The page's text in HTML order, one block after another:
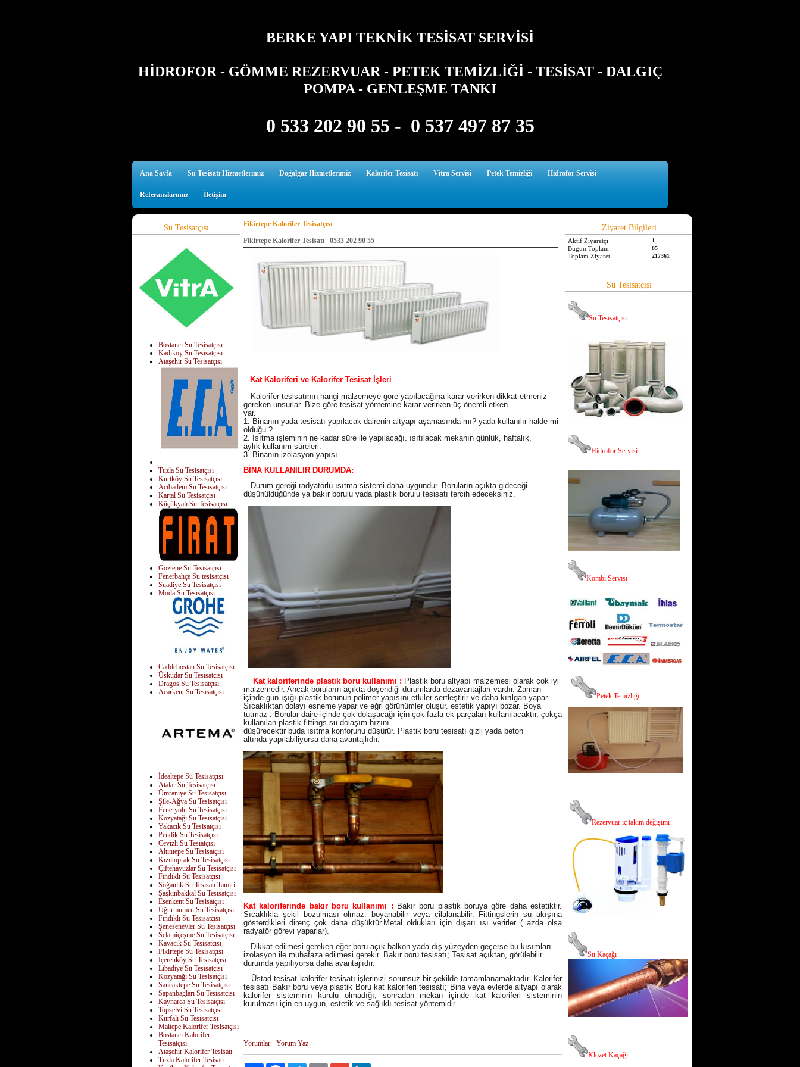
BERKE YAPI TEKNİK TESİSAT SERVİSİ
HİDROFOR - GÖMME REZERVUAR - PETEK TEMİZLİĞİ - TESİSAT - DALGIÇ
POMPA - GENLEŞME TANKI
0 533 202 90 55 - 0 537 497 87 35
Ana Sayfa Su Tesisatı Hizmetlerimiz Doğalgaz Hizmetlerimiz Kalorifer Tesisatı Vitra Servisi Petek Temizliği Hidrofor Servisi
Referanslarımız İletişim
Su Tesisatçısı
Bostancı Su Tesisatçısı
Kadıköy Su Tesisatçısı
Ataşehir Su Tesisatçısı
Tuzla Su Tesisatçısı
Kurtköy Su Tesisatçısı
Acıbadem Su Tesisatçısı
Kartal Su Tesisatçısı
Küçükyalı Su Tesisatçısı
Göztepe Su Tesisatçısı
Fenerbahçe Su tesisatçısı
Suadiye Su Tesisatçısı
Moda Su Tesisatçısı
Caddebostan Su Tesisatçısı
Üsküdar Su Tesisatçısı
Dragos Su Tesisatçısı
Acarkent Su Tesisatçısı
İdealtepe Su Tesisatçısı
Atalar Su Tesisatçısı
Ümraniye Su Tesisatçısı
Şile-Ağva Su Tesisatçısı
Feneryolu Su Tesisatçısı
Kozyatağı Su Tesisatçısı
Yakacık Su Tesisatçısı
Pendik Su Tesisatçısı
Cevizli Su Tesiatçısı
Altıntepe Su Tesisatçısı
Kızıltoprak Su Tesisatçısı
Çiftehavuzlar Su Tesisatçısı
Fındıklı Su Tesisatçısı
Soğanlık Su Tesisatı Tamiri
Şaşkınbakkal Su Tesisatçısı
Esenkent Su Tesisatçısı
Uğurmumcu Su Tesisatçısı
Fındıklı Su Tesisatçısı
Şenesenevler Su Tesisatçısı
Selamiçeşme Su Tesisatçısı
Kavacık Su Tesisatçısı
Fikirtepe Su Tesisatçısı
İçerenköy Su Tesisatçısı
Libadiye Su Tesisatçısı
Kozyatağı Su Tesisatçısı
Sancaktepe Su Tesisatçısı
Sapanbağları Su Tesisatçısı
Kaynarca Su Tesisatçısı
Topselvi Su Tesisatçısı
Kurfalı Su Tesisatçısı
Maltepe Kalorifer Tesisatçısı
Bostancı Kalorifer
Tesisatçısı
Ataşehir Kalorifer Tesisatı
Tuzla Kalorifer Tesisatı
Fikirtepe Kalorifer Tesisatçısı
Fikirtepe Kalorifer Tesisatı 0533 202 90 55
Kat Kaloriferi ve Kalorifer Tesisat İşleri
Kalorifer tesisatının hangi malzemeye göre yapılacağına karar verirken dikkat etmeniz
gereken unsurlar. Bize göre tesisat yöntemine karar verirken üç önemli etken
var.
1. Binanın yada tesisatı yapılacak dairenin altyapı aşamasında mı? yada kullanılır halde mi
olduğu ?
2. Isıtma işleminin ne kadar süre ile yapılacağı. ısıtılacak mekanın günlük, haftalık,
aylık kullanım süreleri.
3. Binanın izolasyon yapısı
BİNA KULLANILIR DURUMDA:
Durum gereği radyatörlü ısıtma sistemi daha uygundur. Boruların açıkta gideceği
düşünüldüğünde ya bakır borulu yada plastik borulu tesisatı tercih edeceksiniz.
Kat kaloriferinde plastik boru kullanımı : Plastik boru altyapı malzemesi olarak çok iyi
malzemedir. Ancak boruların açıkta döşendiği durumlarda dezavantajları vardır. Zaman
içinde gün ışığı plastik borunun polimer yapısını etkiler sertleştirir ve daha kırılgan yapar.
Sıcaklıktan dolayı esneme yapar ve eğri görünümler oluşur. estetik yapıyı bozar. Boya
tutmaz . Borular daire içinde çok dolaşacağı için çok fazla ek parçaları kullanılacaktır, çokça
kullanılan plastik fittings su dolaşım hızını
düşürecektir buda ısıtma konforunu düşürür. Plastik boru tesisatı gizli yada beton
altında yapılabiliyorsa daha avantajlıdır.
Kat kaloriferinde bakır boru kullanımı : Bakır boru plastik boruya göre daha estetiktir.
Sıcaklıkla şekil bozulması olmaz. boyanabilir veya cilalanabilir. Fittingslerin su akışına
gösterdikleri direnç çok daha düşüktür.Metal oldukları için dışarı ısı verirler ( azda olsa
radyatör görevi yaparlar).
Dikkat edilmesi gereken eğer boru açık balkon yada dış yüzeyden geçerse bu kısımları
izolasyon ile muhafaza edilmesi gerekir. Bakır boru tesisatı; Tesisat açıktan, görülebilir
durumda yapılıyorsa daha avantajlıdır.
Üstad tesisat kalorifer tesisatı işlerinizi sorunsuz bir şekilde tamamlanamaktadır. Kalorifer
tesisatı Bakır boru veya plastik Boru kat kaloriferi tesisatı; Bina veya evlerde altyapı olarak
kalorifer sisteminin kurulu olmadığı, sonradan mekan içinde kat kaloriferi sisteminin
kurulması için en uygun, estetik ve sağlıklı tesisat yöntemidir.
Yorumlar - Yorum Yaz
Ziyaret Bilgileri
Aktif Ziyaretçi 1
Bugün Toplam 85
Toplam Ziyaret 217361
Su Tesisatçısı
Su Tesisatçısı
Hidrofor Servisi
Kombi Servisi
Petek Temizliği
Rezervuar iç takım değişimi
Su Kaçağı
Klozet Kaçağı